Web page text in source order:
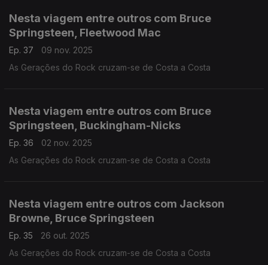
Nesta viagem entre outros com Bruce
Springsteen, Fleetwood Mac
Ep. 37
09 nov. 2025
As Gerações do Rock cruzam-se de Costa a Costa
Nesta viagem entre outros com Bruce
Springsteen, Buckingham-Nicks
Ep. 36
02 nov. 2025
As Gerações do Rock cruzam-se de Costa a Costa
Nesta viagem entre outros com Jackson
Browne, Bruce Springsteen
Ep. 35
26 out. 2025
As Gerações do Rock cruzam-se de Costa a Costa